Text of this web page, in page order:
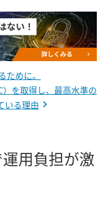
ために。
）を取得し、最高水準の
いる理由
用負担が激